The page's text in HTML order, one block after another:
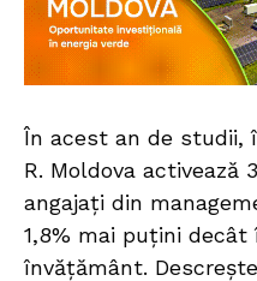
În acest an de studii,
R. Moldova activează
angajați din
1,8% mai puțini
învățământ.